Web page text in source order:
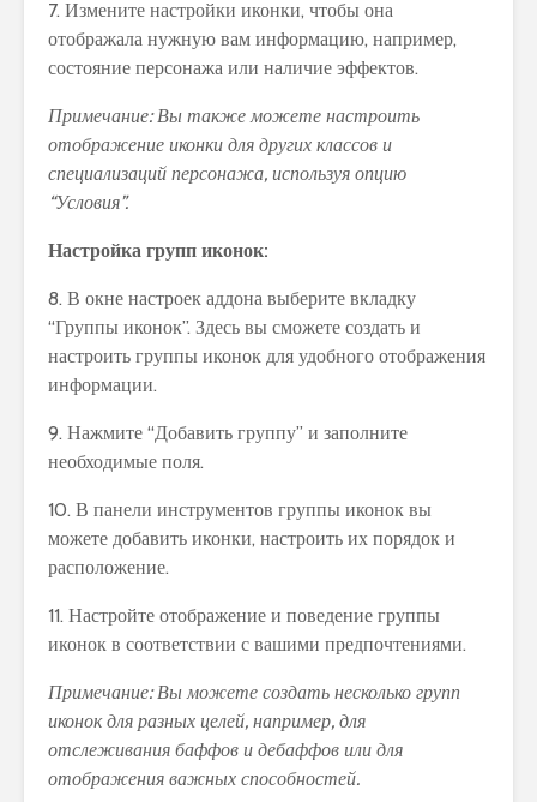
7. Измените настройки иконки, чтобы она
отображала нужную вам информацию, например,
состояние персонажа или наличие эффектов.
Примечание: Вы также можете настроить
отображение иконки для других классов и
специализаций персонажа, используя опцию
“Условия”.
Настройка групп иконок:
8. В окне настроек аддона выберите вкладку
“Группы иконок”. Здесь вы сможете создать и
настроить группы иконок для удобного отображения
информации.
9. Нажмите “Добавить группу” и заполните
необходимые поля.
10. В панели инструментов группы иконок вы
можете добавить иконки, настроить их порядок и
расположение.
11. Настройте отображение и поведение группы
иконок в соответствии с вашими предпочтениями.
Примечание: Вы можете создать несколько групп
иконок для разных целей, например, для
отслеживания баффов и дебаффов или для
отображения важных способностей.